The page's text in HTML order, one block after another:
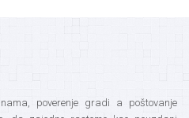
poverenje gradi a poštovanje